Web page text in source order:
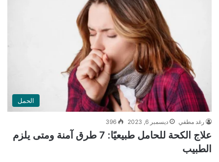
الحمل
رغد مطفي ديسمبر 6, 2023 396
علاج الكحة للحامل طبيعيًا: 7 طرق آمنة ومتى يلزم
الطبيب